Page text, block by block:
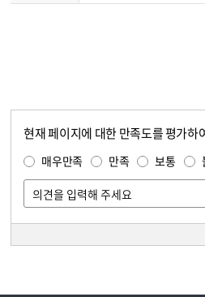
현재 페이지에 대한 만족도를 평가하
매우만족 만족 보통